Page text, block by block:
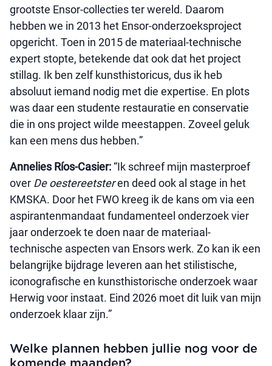
grootste Ensor-collecties ter wereld. Daarom
hebben we in 2013 het Ensor-onderzoeksproject
opgericht. Toen in 2015 de materiaal-technische
expert stopte, betekende dat ook dat het project
stillag. Ik ben zelf kunsthistoricus, dus ik heb
absoluut iemand nodig met die expertise. En plots
was daar een studente restauratie en conservatie
die in ons project wilde meestappen. Zoveel geluk
kan een mens dus hebben.”
Annelies Ríos-Casier: “Ik schreef mijn masterproef
over De oestereetsteren deed ook al stage in het
KMSKA. Door het FWO kreeg ik de kans om via een
aspirantenmandaat fundamenteel onderzoek vier
jaar onderzoek te doen naar de materiaal-
technische aspecten van Ensors werk. Zo kan ik een
belangrijke bijdrage leveren aan het stilistische,
iconografische en kunsthistorische onderzoek waar
Herwig voor instaat. Eind 2026 moet dit luik van mijn
onderzoek klaar zijn.”
Welke plannen hebben jullie nog voor de
komende maanden?